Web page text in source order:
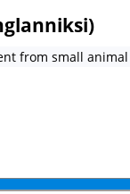
from small